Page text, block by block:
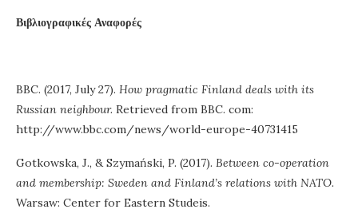
Βιβλιογραφικές Αναφορές
BBC. (2017, July 27). How pragmatic Finland deals with its
Russian neighbour. Retrieved from BBC. com:
http://www.bbc.com/news/world-europe-40731415
Gotkowska, J., & Szymański, P. (2017). Between co-operation
and membership: Sweden and Finland’s relations with NATO.
Warsaw: Center for Eastern Studeis.